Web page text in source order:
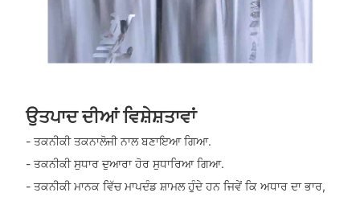
ਉਤਪਾਦ ਦੀਆਂ ਵਿਸ਼ੇਸ਼ਤਾਵਾਂ
- ਤਕਨੀਕੀ ਤਕਨਾਲੋਜੀ ਨਾਲ ਬਣਾਇਆ ਗਿਆ.
- ਤਕਨੀਕੀ ਸੁਧਾਰ ਦੁਆਰਾ ਹੋਰ ਸੁਧਾਰਿਆ ਗਿਆ.
- ਤਕਨੀਕੀ ਮਾਨਕ ਵਿੱਚ ਮਾਪਦੰਡ ਸ਼ਾਮਲ ਹੁੰਦੇ ਹਨ ਜਿਵੇਂ ਕਿ ਅਧਾਰ ਦਾ ਭਾਰ,